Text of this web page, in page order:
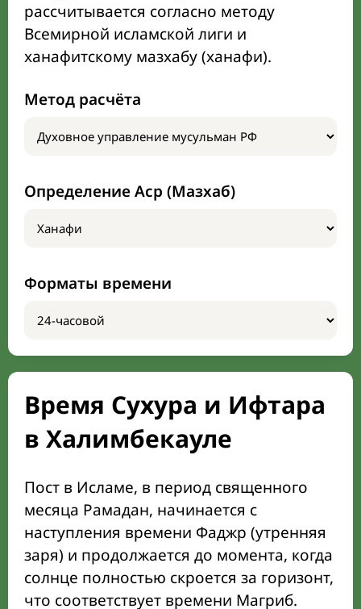
рассчитывается согласно методу
Всемирной исламской лиги и
ханафитскому мазхабу (ханафи).
Метод расчёта
Определение Аср (Мазхаб)
Форматы времени
Время Сухура и Ифтара
в Халимбекауле
Пост в Исламе, в период священного
месяца Рамадан, начинается с
наступления времени Фаджр (утренняя
заря) и продолжается до момента, когда
солнце полностью скроется за горизонт,
что соответствует времени Магриб.